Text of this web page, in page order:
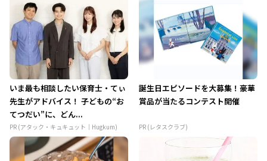
いま最も相談したい保育士・てぃ
先生がアドバイス！ 子どもの“お
てつだい”に、どん...
PR (アタック・キュキュット｜Hugkum)
誕生日エピソードを大募集！豪華
賞品が当たるコンテスト開催
PR (レタスクラブ)